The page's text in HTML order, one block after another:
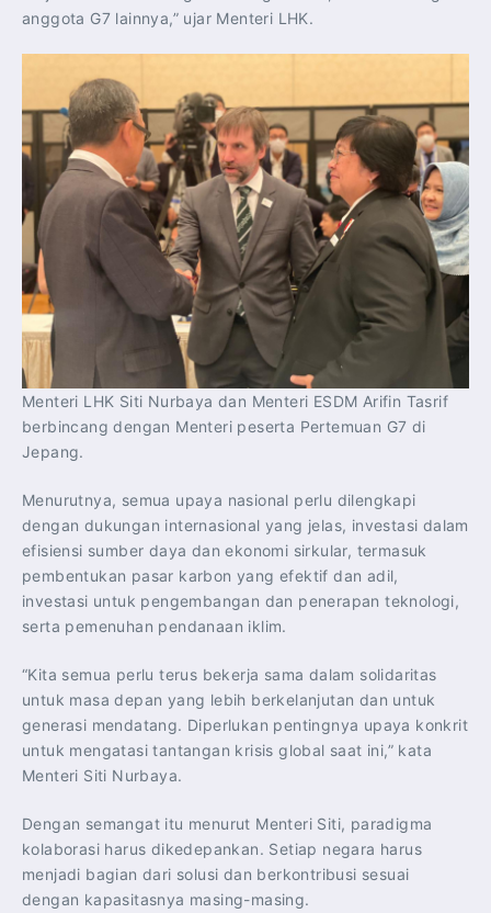
anggota G7 lainnya,” ujar Menteri LHK.
Menteri LHK Siti Nurbaya dan Menteri ESDM Arifin Tasrif
berbincang dengan Menteri peserta Pertemuan G7 di
Jepang.
Menurutnya, semua upaya nasional perlu dilengkapi
dengan dukungan internasional yang jelas, investasi dalam
efisiensi sumber daya dan ekonomi sirkular, termasuk
pembentukan pasar karbon yang efektif dan adil,
investasi untuk pengembangan dan penerapan teknologi,
serta pemenuhan pendanaan iklim.
“Kita semua perlu terus bekerja sama dalam solidaritas
untuk masa depan yang lebih berkelanjutan dan untuk
generasi mendatang. Diperlukan pentingnya upaya konkrit
untuk mengatasi tantangan krisis global saat ini,” kata
Menteri Siti Nurbaya.
Dengan semangat itu menurut Menteri Siti, paradigma
kolaborasi harus dikedepankan. Setiap negara harus
menjadi bagian dari solusi dan berkontribusi sesuai
dengan kapasitasnya masing-masing.